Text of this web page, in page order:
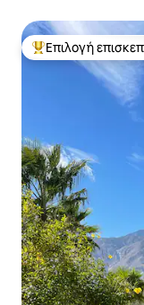
Κορυφαία επιλογή
Επιλογή